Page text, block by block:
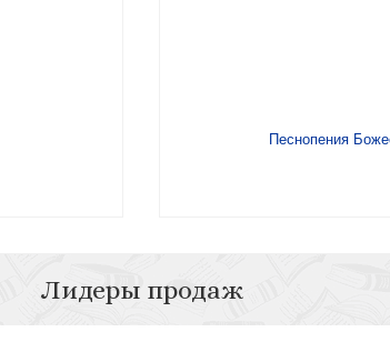
Песнопения
Лидеры продаж